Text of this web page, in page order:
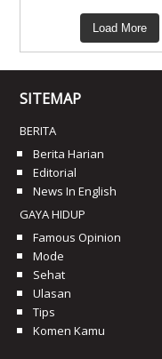
Load More
SITEMAP
BERITA
Berita Harian
Editorial
News In English
GAYA HIDUP
Famous Opinion
Mode
Sehat
Ulasan
Tips
Komen Kamu